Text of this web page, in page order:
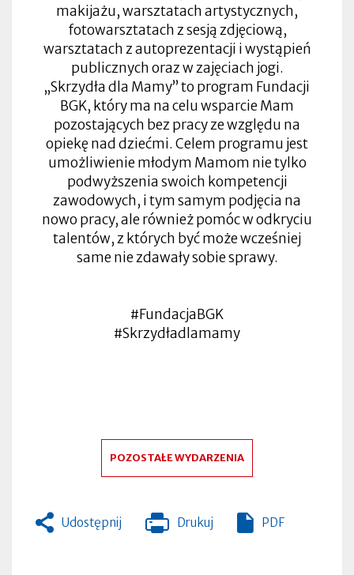
makijażu, warsztatach artystycznych,
fotowarsztatach z sesją zdjęciową,
warsztatach z autoprezentacji i wystąpień
publicznych oraz w zajęciach jogi.
„Skrzydła dla Mamy” to program Fundacji
BGK, który ma na celu wsparcie Mam
pozostających bez pracy ze względu na
opiekę nad dziećmi. Celem programu jest
umożliwienie młodym Mamom nie tylko
podwyższenia swoich kompetencji
zawodowych, i tym samym podjęcia na
nowo pracy, ale również pomóc w odkryciu
talentów, z których być może wcześniej
same nie zdawały sobie sprawy.
#FundacjaBGK
#Skrzydładlamamy
POZOSTAŁE WYDARZENIA
Udostępnij Drukuj
Otworzy
PDF